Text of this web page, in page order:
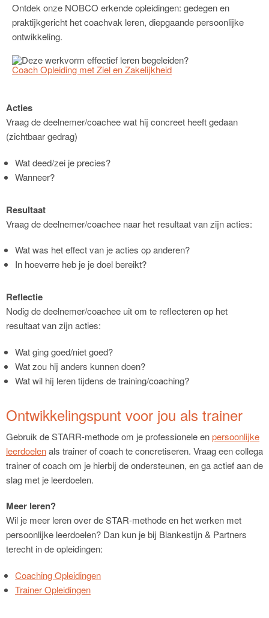
Ontdek onze NOBCO erkende opleidingen: gedegen en
praktijkgericht het coachvak leren, diepgaande persoonlijke
ontwikkeling.
Coach Opleiding met Ziel en Zakelijkheid
Acties
Vraag de deelnemer/coachee wat hij concreet heeft gedaan
(zichtbaar gedrag)
Wat deed/zei je precies?
Wanneer?
Resultaat
Vraag de deelnemer/coachee naar het resultaat van zijn acties:
Wat was het effect van je acties op anderen?
In hoeverre heb je je doel bereikt?
Reflectie
Nodig de deelnemer/coachee uit om te reflecteren op het
resultaat van zijn acties:
Wat ging goed/niet goed?
Wat zou hij anders kunnen doen?
Wat wil hij leren tijdens de training/coaching?
Ontwikkelingspunt voor jou als trainer
Gebruik de STARR-methode om je professionele enpersoonlijke
leerdoelenals trainer of coach te concretiseren. Vraag een collega
trainer of coach om je hierbij de ondersteunen, en ga actief aan de
slag met je leerdoelen.
Meer leren?
Wil je meer leren over de STAR-methode en het werken met
persoonlijke leerdoelen? Dan kun je bij Blankestijn & Partners
terecht in de opleidingen:
Coaching Opleidingen
Trainer Opleidingen